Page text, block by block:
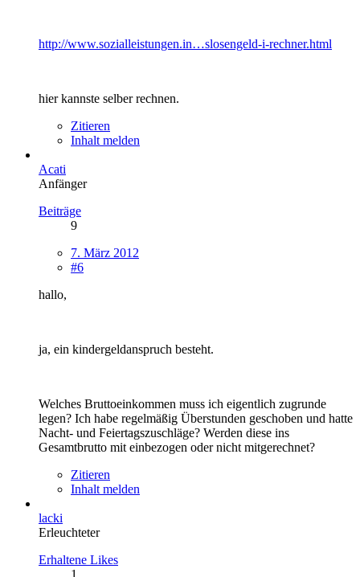
http://www.sozialleistungen.in…slosengeld-i-rechner.html
hier kannste selber rechnen.
Zitieren
Inhalt melden
Acati
Anfänger
Beiträge
9
7. März 2012
#6
hallo,
ja, ein kindergeldanspruch besteht.
Welches Bruttoeinkommen muss ich eigentlich zugrunde
legen? Ich habe regelmäßig Überstunden geschoben und hatte
Nacht- und Feiertagszuschläge? Werden diese ins
Gesamtbrutto mit einbezogen oder nicht mitgerechnet?
Zitieren
Inhalt melden
lacki
Erleuchteter
Erhaltene Likes
1